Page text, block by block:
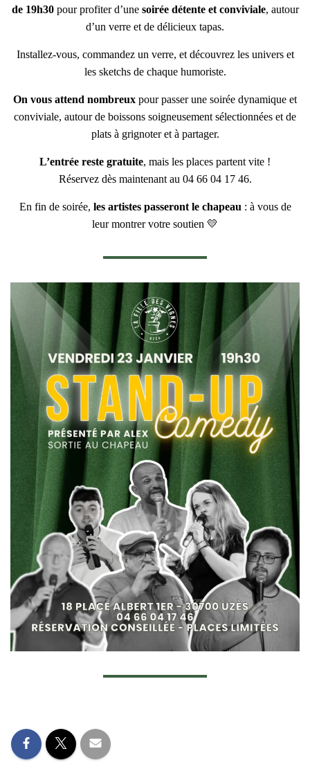
de 19h30pour profiter d’une soirée détente et conviviale, autour
d’un verre et de délicieux tapas.
Installez-vous, commandez un verre, et découvrez les univers et
les sketchs de chaque humoriste.
On vous attend nombreux pour passer une soirée dynamique et
conviviale, autour de boissons soigneusement sélectionnées et de
plats à grignoter et à partager.
L’entrée reste gratuite, mais les places partent vite !
Réservez dès maintenant au 04 66 04 17 46.
En fin de soirée, les artistes passeront le chapeau : à vous de
leur montrer votre soutien 💛